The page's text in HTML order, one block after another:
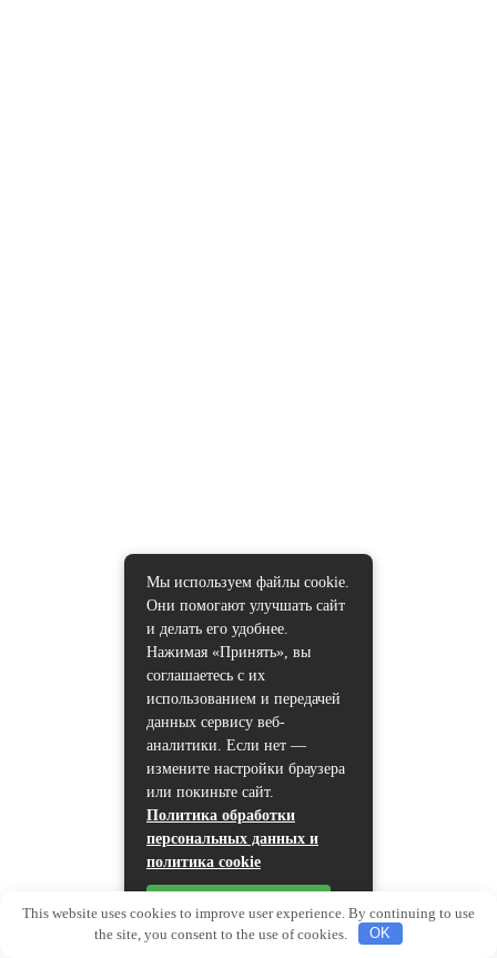
Мы используем файлы cookie.
Они помогают улучшать сайт
и делать его удобнее.
Нажимая «Принять», вы
соглашаетесь с их
использованием и передачей
данных сервису веб-
аналитики. Если нет —
измените настройки браузера
или покиньте сайт.
Политика обработки
персональных данных и
политика cookie
This website uses cookies to improve user experience. By continuing to use
the site, you consent to the use of cookies.
OK